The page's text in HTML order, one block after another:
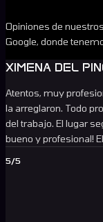
Opiniones de
Google, donde
XIMENA DEL
Atentos, muy
la arreglaron. Todo
del trabajo. El lugar
bueno y profesional!
5/5